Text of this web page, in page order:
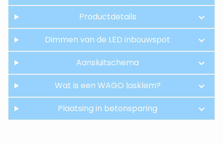
Productdetails
Dimmen van de LED inbouwspot
Aansluitschema
Wat is een WAGO lasklem?
Plaatsing in betonsparing